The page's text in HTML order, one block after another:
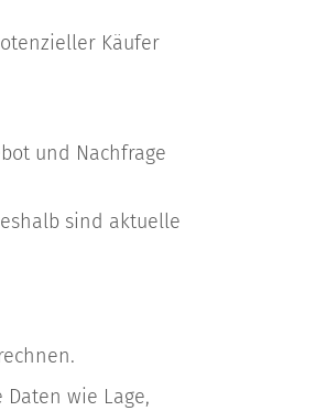
Käufer
und Nachfrage
sind aktuelle
wie Lage,